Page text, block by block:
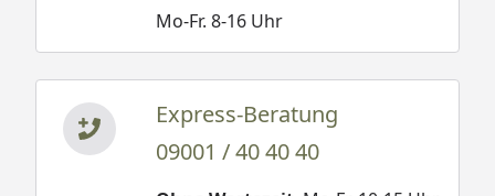
Mo-Fr. 8-16 Uhr
Express-Beratung
09001 / 40 40 40